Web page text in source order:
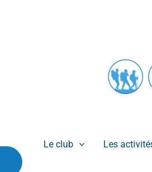
Le club Les